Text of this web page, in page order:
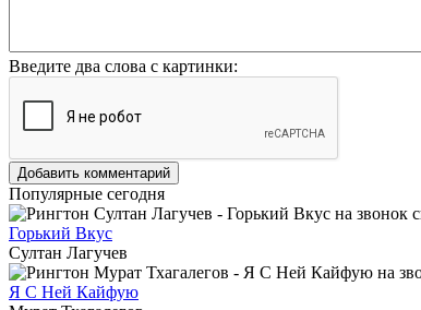
Введите два слова с картинки:
Добавить комментарий
Популярные сегодня
Горький Вкус
Султан Лагучев
Я С Ней Кайфую